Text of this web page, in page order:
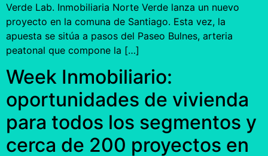
Verde Lab. Inmobiliaria Norte Verde lanza un nuevo
proyecto en la comuna de Santiago. Esta vez, la
apuesta se sitúa a pasos del Paseo Bulnes, arteria
peatonal que compone la […]
Week Inmobiliario:
oportunidades de vivienda
para todos los segmentos y
cerca de 200 proyectos en